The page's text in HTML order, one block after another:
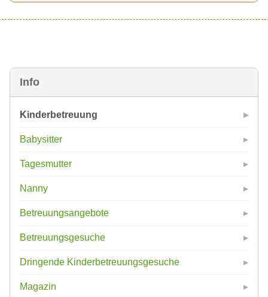
Info
Kinderbetreuung
Babysitter
Tagesmutter
Nanny
Betreuungsangebote
Betreuungsgesuche
Dringende Kinderbetreuungsgesuche
Magazin